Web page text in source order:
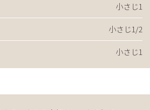
小さじ1
小さじ1/2
小さじ1